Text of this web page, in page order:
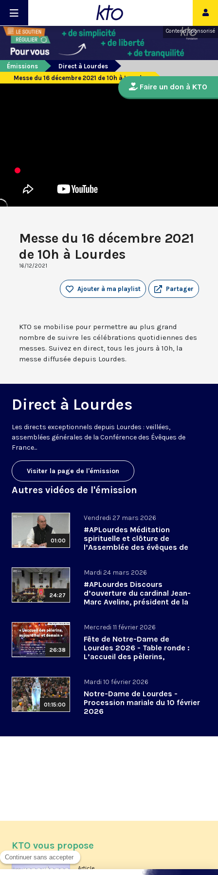
Contenu sponsorisé
Émissions
Direct à Lourdes
Messe du 16 décembre 2021 de 10h à Lourdes
Messe du 16 décembre 2021
de 10h à Lourdes
16/12/2021
Partager
Ajouter à ma playlist
KTO se mobilise pour permettre au plus grand
nombre de suivre les célébrations quotidiennes des
messes. Suivez en direct, tous les jours à 10h, la
messe diffusée depuis Lourdes.
Direct à Lourdes
Les directs exceptionnels depuis Lourdes : veillées,
assemblées générales de la Conférence des Évêques de
France...
Visiter la page de l'émission
Autres vidéos de l'émission
01:00
Vendredi 27 mars 2026
#APLourdes Méditation
spirituelle et clôture de
l’Assemblée des évêques de
24:27
Mardi 24 mars 2026
#APLourdes Discours
d’ouverture du cardinal Jean-
Marc Aveline, président de la
26:38
Mercredi 11 février 2026
Fête de Notre-Dame de
Lourdes 2026 - Table ronde :
L’accueil des pèlerins,
01:15:00
Mardi 10 février 2026
Notre-Dame de Lourdes -
Procession mariale du 10 février
2026
Faire un don à KTO
KTO vous propose
Article